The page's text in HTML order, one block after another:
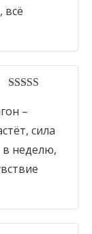
всё
–
сила
неделю,